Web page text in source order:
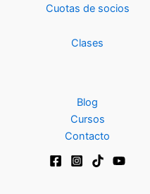
Cuotas de socios
Clases
Blog
Cursos
Contacto